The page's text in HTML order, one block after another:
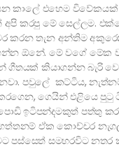
කාලේ එහෙම
අපි කරපු මේ සෙල්ලම.
කරන තැන අන්තිම
ඕනේ. මේ වගේ මේක
ගීතයක් කියාගන්න බැරි
පවුලේ කට්ටිය,
ගෙයින් එළියෙ පුටු
පොඩි ඉටිපන්දමකුත් පත්තු
ඒක කොච්චර
පස්සෙත් සමහරවිට